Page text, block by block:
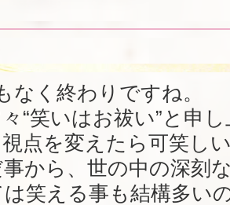
なく終わりですね。
々“笑いはお祓い”と申
視点を変えたら可笑し
から、世の中の深刻
笑える事も結構多い